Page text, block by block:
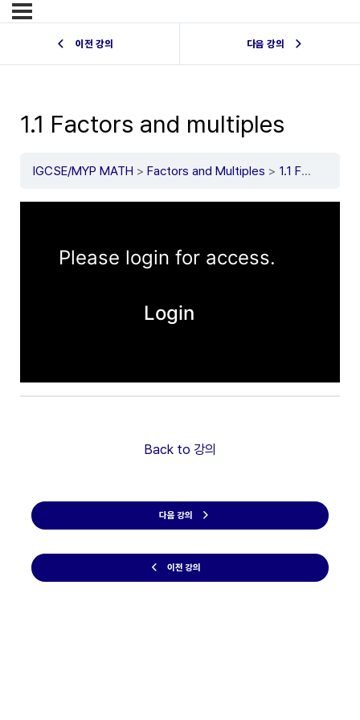
이전 강의 다음 강의
1.1 Factors and multiples
IGCSE/MYP MATH Factors and Multiples 1.1 Factors and multiples
Please login for access.
Login
이전 강의
Back to 강의
다음 강의